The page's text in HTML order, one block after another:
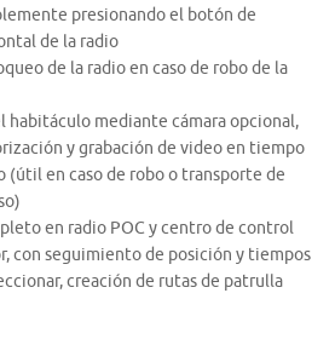
presionando el botón de
de la radio
de la radio en caso de robo de la
mediante cámara opcional,
y grabación de video en tiempo
(útil en caso de robo o transporte de
en radio POC y centro de control
con seguimiento de posición y tiempos
creación de rutas de patrulla